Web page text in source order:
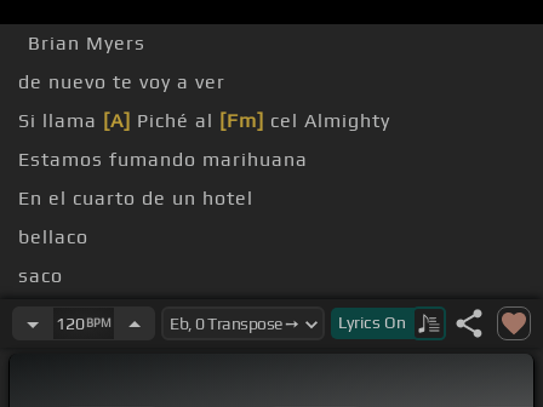
Brian Myers
de nuevo te voy a ver
Si llama [A] Piché al [Fm] cel Almighty
Estamos fumando marihuana
En el cuarto de un hotel
bellaco
saco
caco120BPM Lyrics On